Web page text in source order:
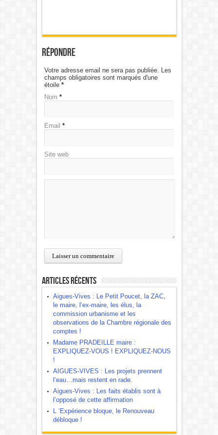
Répondre
Votre adresse email ne sera pas publiée. Les
champs obligatoires sont marqués d'une
étoile *
Nom *
Email *
Site web
Articles récents
Aigues-Vives : Le Petit Poucet, la ZAC,
le maire, l’ex-maire, les élus, la
commission urbanisme et les
observations de la Chambre régionale des
comptes !
Madame PRADEILLE maire :
EXPLIQUEZ-VOUS ! EXPLIQUEZ-NOUS
!
AIGUES-VIVES : Les projets prennent
l’eau…mais restent en rade.
Aigues-Vives : Les faits établis sont à
l’opposé de cette affirmation
L ‘Expérience bloque, le Renouveau
débloque !